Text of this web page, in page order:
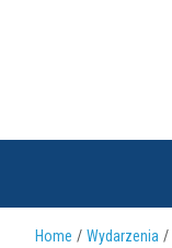
Home Wydarzenia